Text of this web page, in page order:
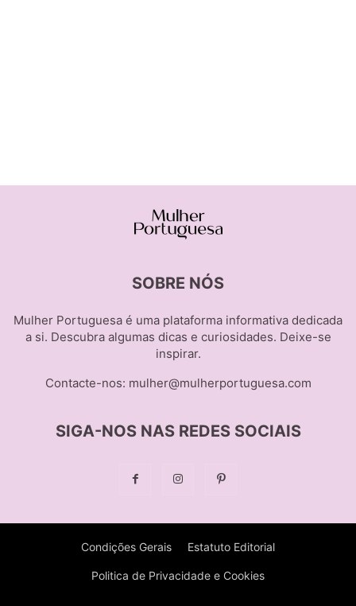
SOBRE NÓS
Mulher Portuguesa é uma plataforma informativa dedicada
a si. Descubra algumas dicas e curiosidades. Deixe-se
inspirar.
Contacte-nos: mulher@mulherportuguesa.com
SIGA-NOS NAS REDES SOCIAIS
Condições Gerais Estatuto Editorial
Politica de Privacidade e Cookies